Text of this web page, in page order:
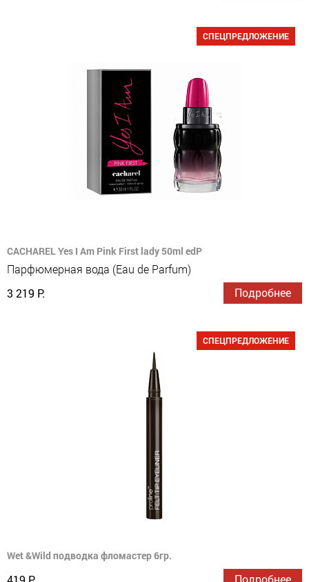
СПЕЦПРЕДЛОЖЕНИЕ
CACHAREL Yes I Am Pink First lady 50ml edP
Парфюмерная вода (Eau de Parfum)
3 219 Р.
Подробнее
СПЕЦПРЕДЛОЖЕНИЕ
Wet &Wild подводка фломастер 6гр.